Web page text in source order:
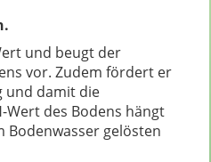
und beugt der
vor. Zudem fördert er
und damit die
des Bodens hängt
Bodenwasser gelösten